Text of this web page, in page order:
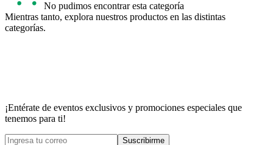
No pudimos encontrar esta categoría
Mientras tanto, explora nuestros productos en las distintas
categorías.
¡Entérate de eventos exclusivos y promociones especiales que
tenemos para ti!
Suscribirme